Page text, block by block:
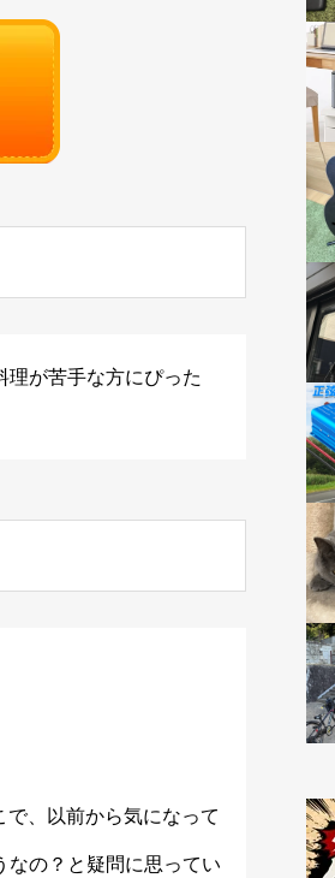
理が苦手な方にぴった
、以前から気になって
なの？と疑問に思ってい